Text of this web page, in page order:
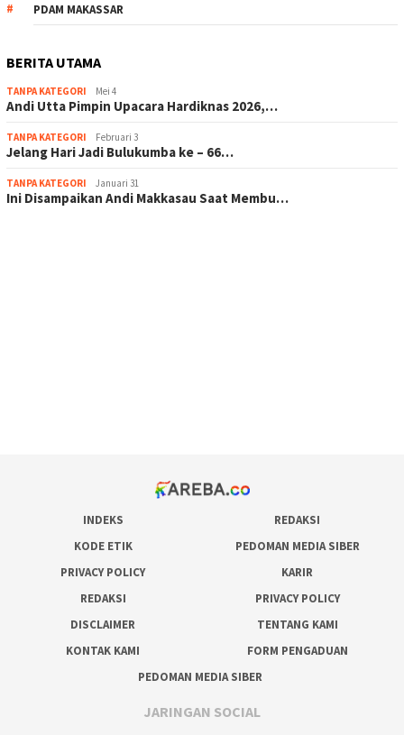
PDAM MAKASSAR
BERITA UTAMA
TANPA KATEGORI Mei 4
Andi Utta Pimpin Upacara Hardiknas 2026,…
TANPA KATEGORI Februari 3
Jelang Hari Jadi Bulukumba ke – 66…
TANPA KATEGORI Januari 31
Ini Disampaikan Andi Makkasau Saat Membu…
INDEKS
REDAKSI
KODE ETIK
PEDOMAN MEDIA SIBER
PRIVACY POLICY
KARIR
REDAKSI
PRIVACY POLICY
DISCLAIMER
TENTANG KAMI
KONTAK KAMI
FORM PENGADUAN
PEDOMAN MEDIA SIBER
JARINGAN SOCIAL